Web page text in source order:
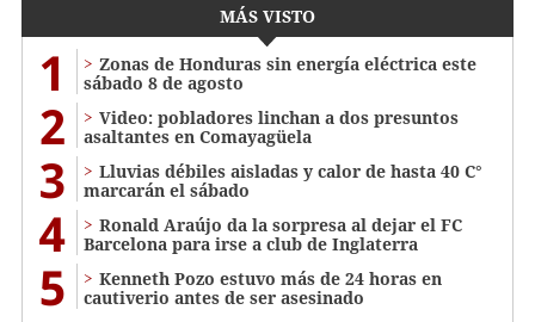
MÁS VISTO
1
Zonas de Honduras sin energía eléctrica este
sábado 8 de agosto
2
Video: pobladores linchan a dos presuntos
asaltantes en Comayagüela
3
Lluvias débiles aisladas y calor de hasta 40 C°
marcarán el sábado
4
Ronald Araújo da la sorpresa al dejar el FC
Barcelona para irse a club de Inglaterra
5
Kenneth Pozo estuvo más de 24 horas en
cautiverio antes de ser asesinado